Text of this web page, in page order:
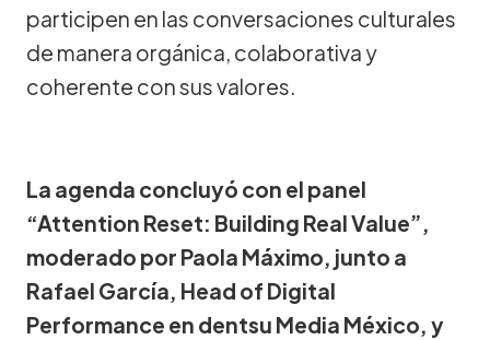
participen en las conversaciones culturales
de manera orgánica, colaborativa y
coherente con sus valores.
La agenda concluyó con el panel
“Attention Reset: Building Real Value”,
moderado por Paola Máximo, junto a
Rafael García, Head of Digital
Performance en dentsu Media México, y